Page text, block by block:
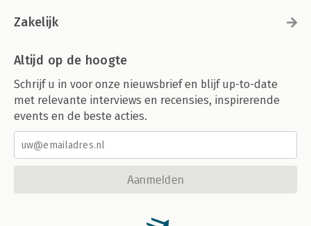
Zakelijk
Altijd op de hoogte
Schrijf u in voor onze nieuwsbrief en blijf up-to-date
met relevante interviews en recensies, inspirerende
events en de beste acties.
Aanmelden